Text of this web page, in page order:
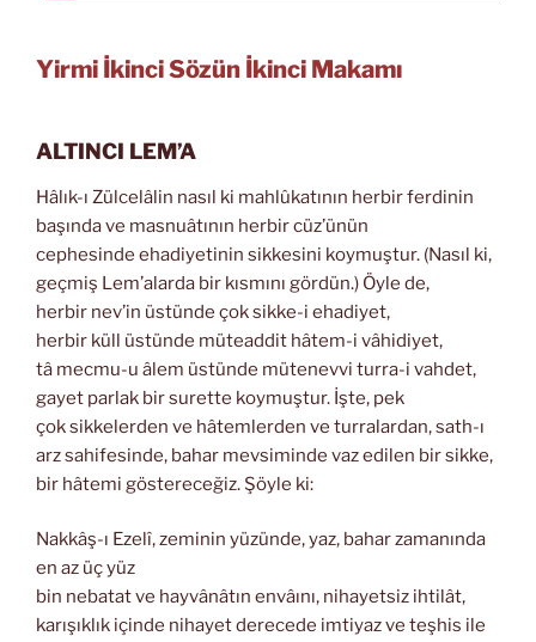
Yirmi İkinci Sözün İkinci Makamı
ALTINCI LEM’A
Hâlık-ı Zülcelâlin nasıl ki mahlûkatının herbir ferdinin
başında ve masnuâtının herbir cüz’ünün
cephesinde ehadiyetinin sikkesini koymuştur. (Nasıl ki,
geçmiş Lem’alarda bir kısmını gördün.) Öyle de,
herbir nev’in üstünde çok sikke-i ehadiyet,
herbir küll üstünde müteaddit hâtem-i vâhidiyet,
tâ mecmu-u âlem üstünde mütenevvi turra-i vahdet,
gayet parlak bir surette koymuştur. İşte, pek
çok sikkelerden ve hâtemlerden ve turralardan, sath-ı
arz sahifesinde, bahar mevsiminde vaz edilen bir sikke,
bir hâtemi göstereceğiz. Şöyle ki:
Nakkâş-ı Ezelî, zeminin yüzünde, yaz, bahar zamanında
en az üç yüz
bin nebatat ve hayvânâtın envâını, nihayetsiz ihtilât,
karışıklık içinde nihayet derecede imtiyaz ve teşhis ile